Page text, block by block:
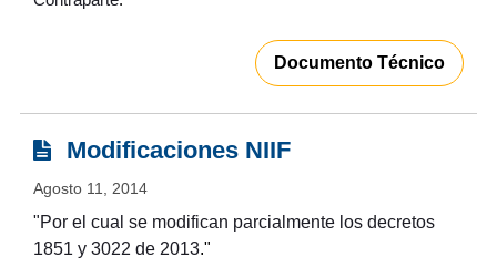
Documento Técnico
Modificaciones NIIF
Agosto 11, 2014
"Por el cual se modifican parcialmente los decretos
1851 y 3022 de 2013."